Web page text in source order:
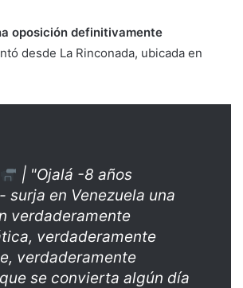
oposición definitivamente
desde La Rinconada, ubicada en
| "Ojalá -8 años
surja en Venezuela una
verdaderamente
verdaderamente
verdaderamente
se convierta algún día